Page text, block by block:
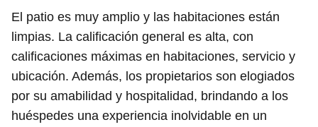
El patio es muy amplio y las habitaciones están
limpias. La calificación general es alta, con
calificaciones máximas en habitaciones, servicio y
ubicación. Además, los propietarios son elogiados
por su amabilidad y hospitalidad, brindando a los
huéspedes una experiencia inolvidable en un